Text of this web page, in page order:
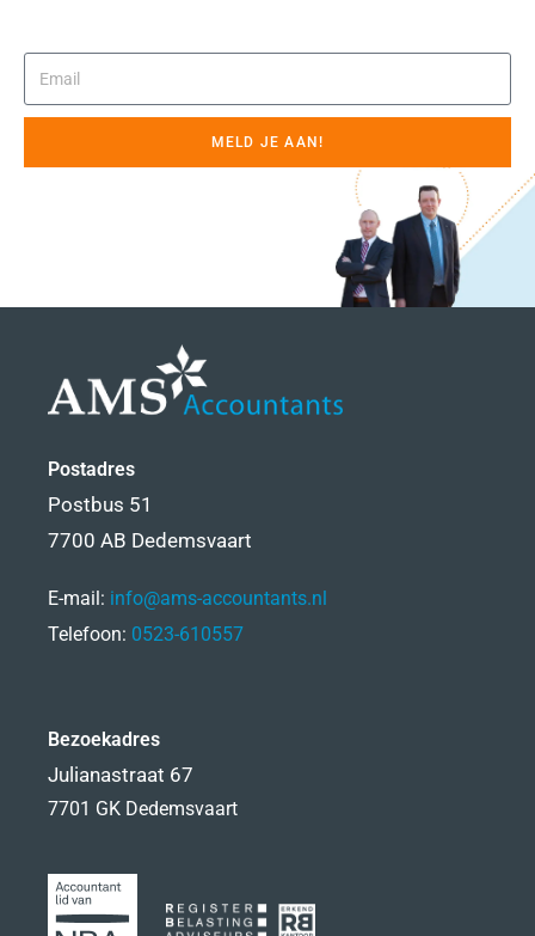
MELD JE AAN!
Postadres
Postbus 51
7700 AB Dedemsvaart
E-mail: info@ams-accountants.nl
Telefoon: 0523-610557
Bezoekadres
Julianastraat 67
7701 GK Dedemsvaart